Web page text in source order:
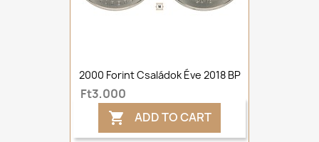
2000 Forint Családok Éve 2018 BP
Ft3,000
 ADD TO CART